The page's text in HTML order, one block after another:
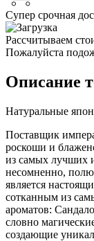
Супер срочная
Рассчитываем
Пожалуйста
Описание
Натуральные
Поставщик
роскоши и
из самых лучших
несомненно,
является
сотканным из
ароматов:
словно
создающие